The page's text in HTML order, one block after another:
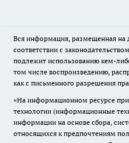
Вся информация, размещенная на
соответствии с
подлежит использованию кем-
том числе воспроизведению,
как с письменного разрешения
«На информационном ресурсе
технологии (информационные
информации на основе сбора,
относящихся к предпочтениям